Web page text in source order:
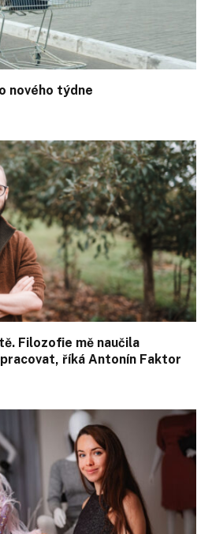
nového týdne
Filozofie mě naučila
říká Antonín Faktor